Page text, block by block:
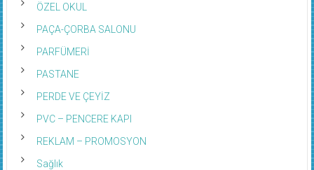
ÖZEL OKUL
PAÇA-ÇORBA SALONU
PARFÜMERİ
PASTANE
PERDE VE ÇEYİZ
PVC – PENCERE KAPI
REKLAM – PROMOSYON
Sağlık